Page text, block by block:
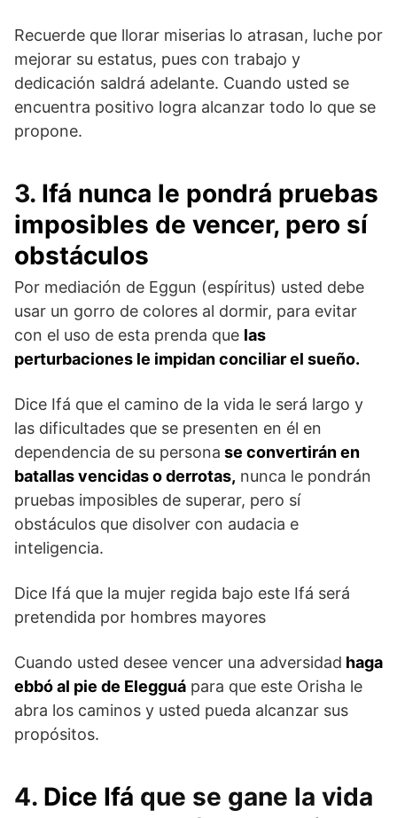
Recuerde que llorar miserias lo atrasan, luche por
mejorar su estatus, pues con trabajo y
dedicación saldrá adelante. Cuando usted se
encuentra positivo logra alcanzar todo lo que se
propone.
3. Ifá nunca le pondrá pruebas
imposibles de vencer, pero sí
obstáculos
Por mediación de Eggun (espíritus) usted debe
usar un gorro de colores al dormir, para evitar
con el uso de esta prenda que las
perturbaciones le impidan conciliar el sueño.
Dice Ifá que el camino de la vida le será largo y
las dificultades que se presenten en él en
dependencia de su persona se convertirán en
batallas vencidas o derrotas, nunca le pondrán
pruebas imposibles de superar, pero sí
obstáculos que disolver con audacia e
inteligencia.
Dice Ifá que la mujer regida bajo este Ifá será
pretendida por hombres mayores
Cuando usted desee vencer una adversidad haga
ebbó al pie de Elegguá para que este Orisha le
abra los caminos y usted pueda alcanzar sus
propósitos.
4. Dice Ifá que se gane la vida